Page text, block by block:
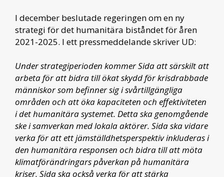
I december beslutade regeringen om en ny
strategi för det humanitära biståndet för åren
2021-2025. I ett pressmeddelande skriver UD:
Under strategiperioden kommer Sida att särskilt att
arbeta för att bidra till ökat skydd för krisdrabbade
människor som befinner sig i svårtillgängliga
områden och att öka kapaciteten och effektiviteten
i det humanitära systemet. Detta ska genomgående
ske i samverkan med lokala aktörer. Sida ska vidare
verka för att ett jämställdhetsperspektiv inkluderas i
den humanitära responsen och bidra till att möta
klimatförändringars påverkan på humanitära
kriser. Sida ska också verka för att stärka